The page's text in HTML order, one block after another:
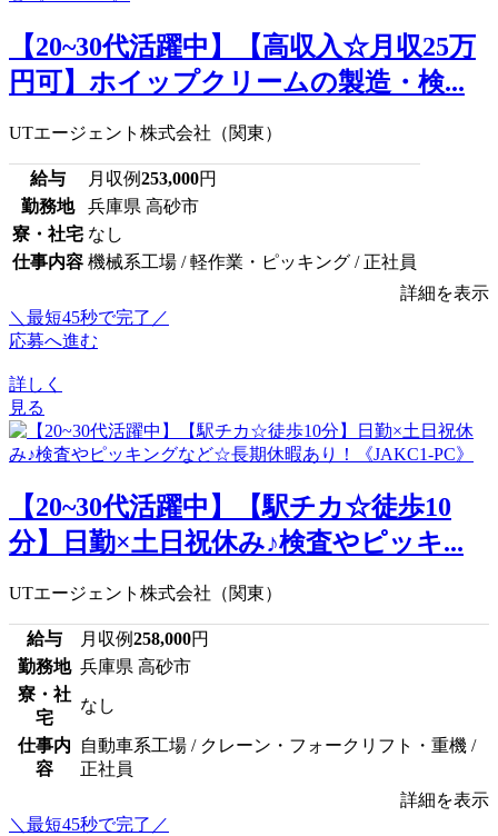
【20~30代活躍中】【高収入☆月収25万
円可】ホイップクリームの製造・検...
UTエージェント株式会社（関東）
給与 月収例253,000円
勤務地
兵庫県 高砂市
寮・社宅 なし
仕事内容 機械系工場 / 軽作業・ピッキング / 正社員
詳細を表示
＼最短45秒で完了／
応募へ進む
詳しく
見る
【20~30代活躍中】【駅チカ☆徒歩10
分】日勤×土日祝休み♪検査やピッキ...
UTエージェント株式会社（関東）
給与 月収例258,000円
勤務地 兵庫県 高砂市
寮・社
宅
なし
仕事内
容
自動車系工場 / クレーン・フォークリフト・重機 /
正社員
詳細を表示
＼最短45秒で完了／